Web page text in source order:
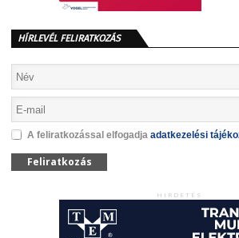
HÍRLEVÉL FELIRATKOZÁS
A feliratkozással elfogadja adatkezelési
Feliratkozás
HIRDETÉS